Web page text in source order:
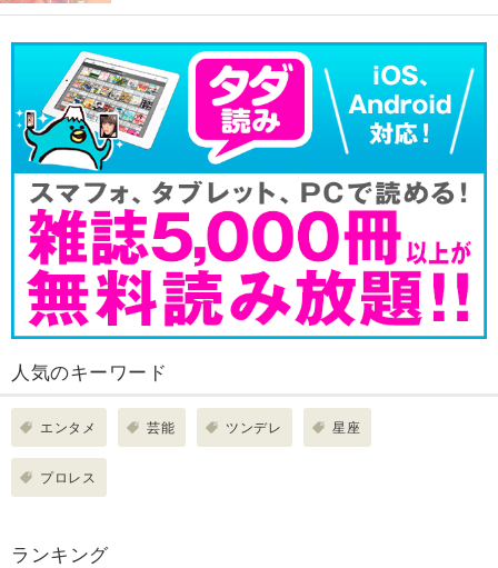
人気のキーワード
エンタメ 芸能 ツンデレ 星座
プロレス
ランキング